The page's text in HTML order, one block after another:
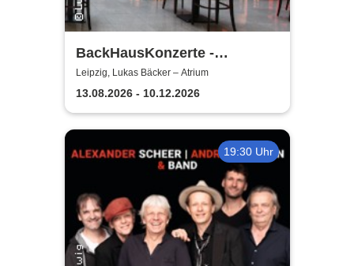
BackHausKonzerte -
Kammermusik mit der
Sinfonia Leipzig
Leipzig, Lukas Bäcker – Atrium
13.08.2026 - 10.12.2026
19:30 Uhr